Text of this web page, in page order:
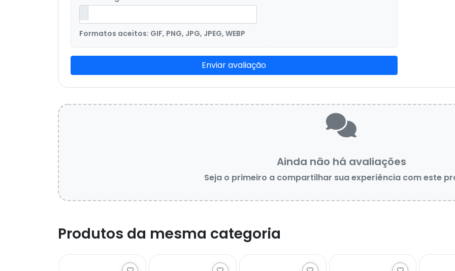
Formatos aceitos: GIF, PNG, JPG, JPEG, WEBP
Enviar avaliação
Ainda não há avaliações
Seja o primeiro a compartilhar sua experiência com este
Produtos da mesma categoria